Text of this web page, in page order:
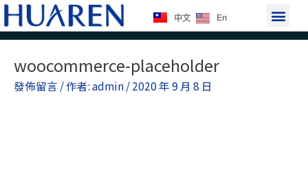
跳
至
主
中文 En 選
單
woocommerce-placeholder
發佈留言 / 作者:admin/2020 年 9 月 8 日
navigation